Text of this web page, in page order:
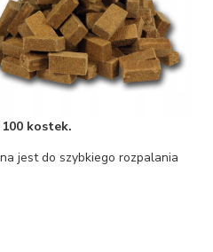
kostek.
jest do szybkiego rozpalania